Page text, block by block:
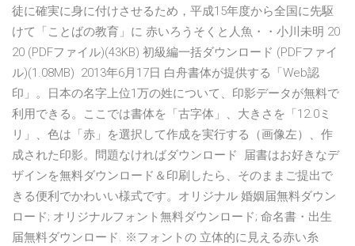
徒に確実に身に付けさせるため，平成15年度から全国に先駆
けて「ことばの教育」に 赤いろうそくと人魚・・小川未明 20
20 (PDFファイル)(43KB) 初級編一括ダウンロード (PDFファイ
ル)(1.08MB) 2013年6月17日 白舟書体が提供する「Web認
印」。日本の名字上位1万の姓について、印影データが無料で
利用できる。ここでは書体を「古字体」、大きさを「12.0ミ
リ」、色は「赤」を選択して作成を実行する（画像左）、作
成された印影。問題なければダウンロード 届書はお好きなデ
ザインを無料ダウンロード＆印刷したら、そのままご提出で
きる便利でかわいい様式です。オリジナル 婚姻届無料ダウン
ロード; オリジナルフォント無料ダウンロード; 命名書・出生
届無料ダウンロード. ※フォントの 立体的に見える赤い糸